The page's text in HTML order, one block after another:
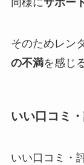
そのためレン
の不満を感じ
いい口コミ
いい口コミ・